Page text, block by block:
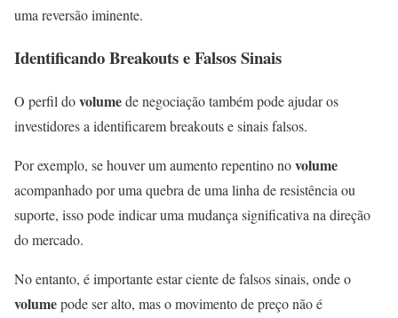
uma reversão iminente.
Identificando Breakouts e Falsos Sinais
O perfil dovolumede negociação também pode ajudar os
investidores a identificarem breakouts e sinais falsos.
Por exemplo, se houver um aumento repentino novolume
acompanhado por uma quebra de uma linha de resistência ou
suporte, isso pode indicar uma mudança significativa na direção
do mercado.
No entanto, é importante estar ciente de falsos sinais, onde o
volumepode ser alto, mas o movimento de preço não é